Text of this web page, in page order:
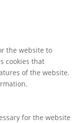
the website to
cookies that
of the website.
for the website